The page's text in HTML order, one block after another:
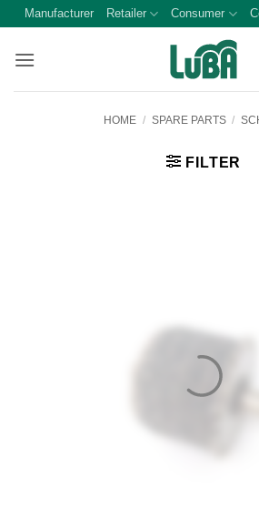
Skip
content
Manufacturer Retailer Consumer
HOME / SPARE PARTS /
FILTER